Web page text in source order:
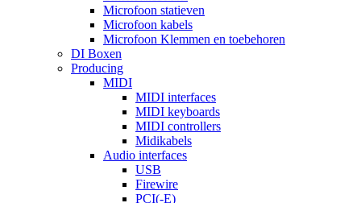
Microfoon statieven
Microfoon kabels
Microfoon Klemmen en toebehoren
DI Boxen
Producing
MIDI
MIDI interfaces
MIDI keyboards
MIDI controllers
Midikabels
Audio interfaces
USB
Firewire
PCI(-E)